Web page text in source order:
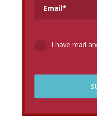
I have read